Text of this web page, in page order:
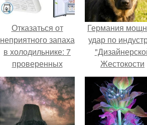
Отказаться от
неприятного запаха
в холодильнике: 7
проверенных
способов
Германия
удар по
Жестокости
нанесла".